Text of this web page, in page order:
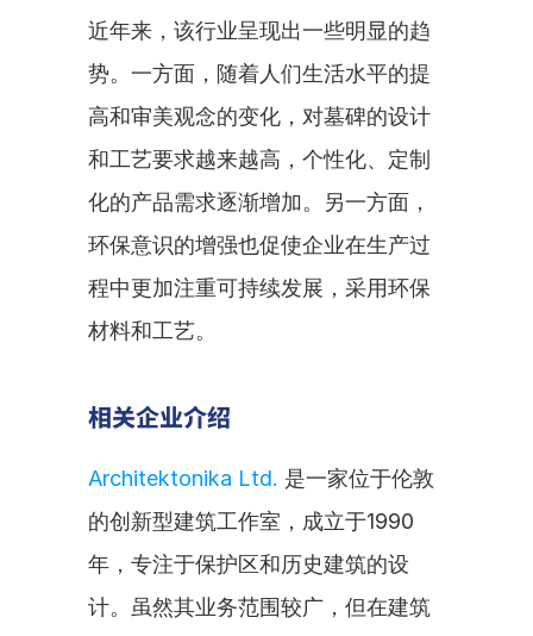
近年来，该行业呈现出一些明显的趋
势。一方面，随着人们生活水平的提
高和审美观念的变化，对墓碑的设计
和工艺要求越来越高，个性化、定制
化的产品需求逐渐增加。另一方面，
环保意识的增强也促使企业在生产过
程中更加注重可持续发展，采用环保
材料和工艺。
相关企业介绍
Architektonika Ltd. 是一家位于伦敦
的创新型建筑工作室，成立于1990
年，专注于保护区和历史建筑的设
计。虽然其业务范围较广，但在建筑